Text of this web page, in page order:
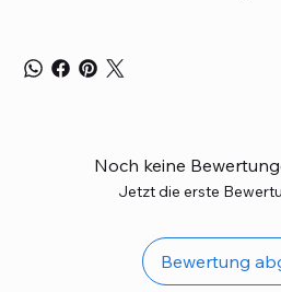
Noch keine
Jetzt die erste
Bewertung